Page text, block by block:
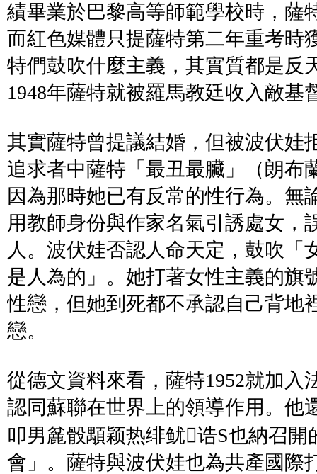
績畢業於巴黎高等師範學校時，薩
而紅色媒體只提薩特第二年重考時
特們鼓吹什麼主義，其實質都是反
1948年薩特就被羅馬教廷收入敵基
其實薩特曾提議結婚，但被波伏娃
追求者中薩特「最丑最臟」（朗布
因為那時她已有反常的性行為。無
用教師身份與作家名氣引誘處女，
人。波伏娃否認人命天定，鼓吹「
是人為的」。她打著女性主義的旗
性戀，但她到死都不承認自己背地
戀。
從德文資料來看，薩特1952就加入
認同蘇聯在世界上的領導作用。他
叩男麄骰顒颖热绯鱿诰S也納召開
會」。薩特與波伏娃也為共產國際